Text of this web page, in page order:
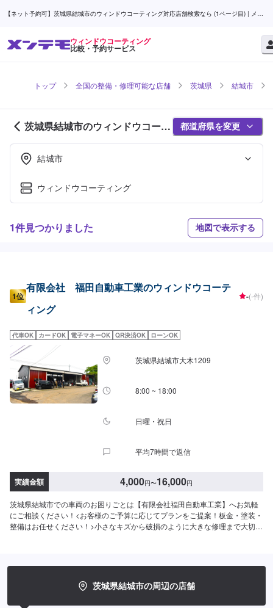
【ネット予約可】茨城県結城市のウィンドウコーティング対応店舗検索なら (1ページ目) | メン
ウィンドウコーティング
比較・予約サービス
トップ 全国の整備・修理可能な店舗 茨城県 結城市
茨城県結城市のウィンドウコーテ
ィング対応店舗紹介 (1ページ目)
都道府県を変更
結城市
ウィンドウコーティング
1件見つかりました 地図で表示する
1位
有限会社 福田自動車工業のウィンドウコーテ
ィング
-(-件)
代車OK カードOK 電子マネーOK QR決済OK ローンOK
茨城県結城市大木1209
8:00 ~ 18:00
日曜・祝日
平均7時間で返信
実績金額 4,000円〜16,000円
茨城県結城市での車両のお困りごとは【有限会社福田自動車工業】へお気軽
にご相談ください！<お客様のご予算に応じてプランをご提案！板金・塗装・
整備はお任せください！>小さなキズから破損のように大きな修理まで大切な
だければ作業開始【4】仕上がり次第納車-----納期について-----納期は通常1日
～2日程度で納車となります。(要相談)納期は前後する場合がございます。予
茨城県結城市の周辺の店舗